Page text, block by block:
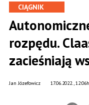
CIĄGNIK
rozpędu.
zacieśniają
17.06.2022., 12:06h
Jan Józefowicz